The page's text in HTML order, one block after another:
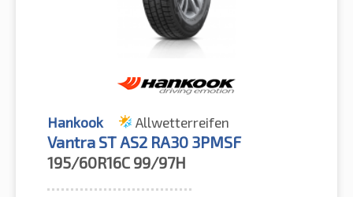
Hankook Allwetterreifen
Vantra ST AS2 RA30 3PMSF
195/60R16C 99/97H